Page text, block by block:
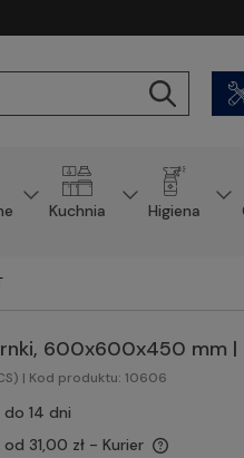
Kuchnia Higiena
600x600x450 mm |
| Kod produktu: 10606
do 14 dni
od 31,00 zł - Kurier